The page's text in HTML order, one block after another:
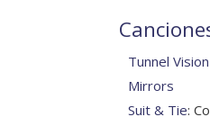
Tunnel Vision
Mirrors
Suit & Tie: